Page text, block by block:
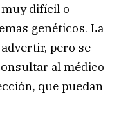
difícil o
genéticos. La
pero se
al médico
que puedan